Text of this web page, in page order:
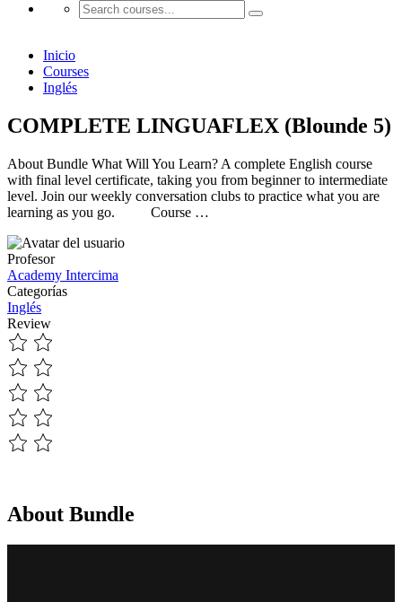
Inicio
Courses
Inglés
COMPLETE LINGUAFLEX (Blounde 5)
About Bundle What Will You Learn? A complete English course
with final level certificate, taking you from beginner to intermediate
level. Join our weekly conversation clubs to practice what you are
learning as you go. Course …
Profesor
Academy Intercima
Categorías
Inglés
Review
About Bundle